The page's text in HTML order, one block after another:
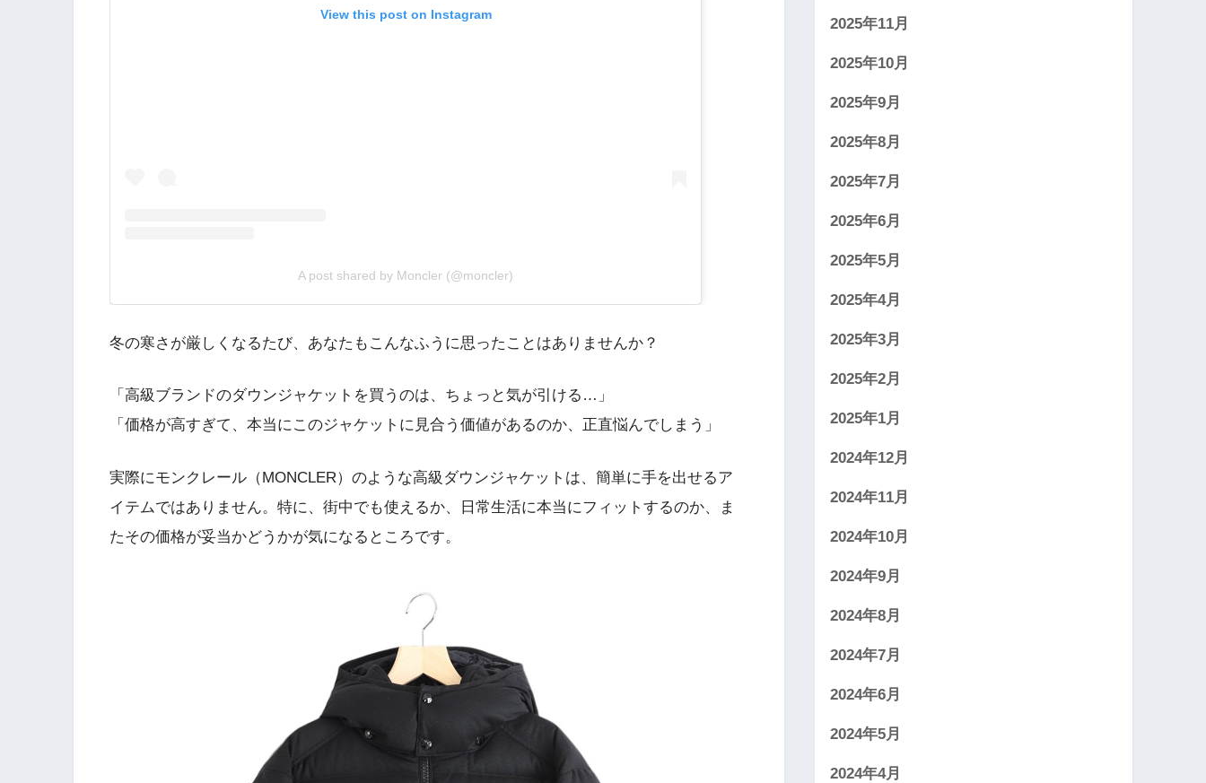
View this post on Instagram
A post shared by Moncler (@moncler)
冬の寒さが厳しくなるたび、あなたもこんなふうに思ったことはありませんか？
「高級ブランドのダウンジャケットを買うのは、ちょっと気が引ける…」
「価格が高すぎて、本当にこのジャケットに見合う価値があるのか、正直悩んでしまう」
実際にモンクレール（MONCLER）のような高級ダウンジャケットは、簡単に手を出せるア
イテムではありません。特に、街中でも使えるか、日常生活に本当にフィットするのか、ま
たその価格が妥当かどうかが気になるところです。
2025年11月
2025年10月
2025年9月
2025年8月
2025年7月
2025年6月
2025年5月
2025年4月
2025年3月
2025年2月
2025年1月
2024年12月
2024年11月
2024年10月
2024年9月
2024年8月
2024年7月
2024年6月
2024年5月
2024年4月